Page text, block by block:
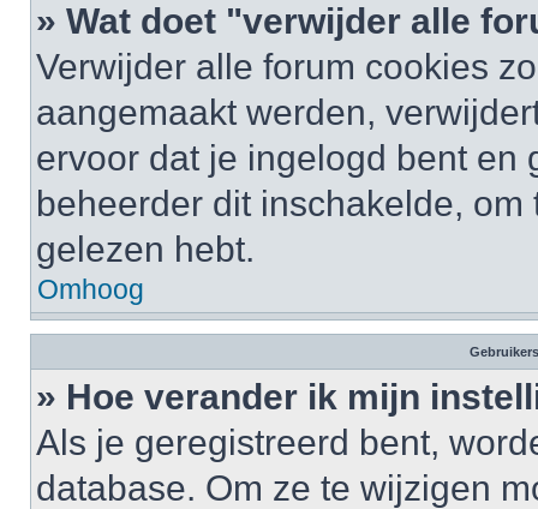
» Wat doet "verwijder alle
Verwijder alle forum cookies
aangemaakt werden,
ervoor dat je ingelogd bent en
beheerder dit inschakelde,
gelezen hebt.
Omhoog
» Hoe verander ik mijn
Als je geregistreerd bent,
database. Om ze te wijzigen